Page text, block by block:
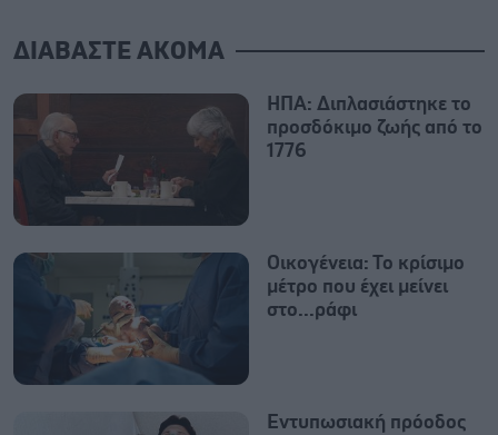
ΔΙΑΒΑΣΤΕ ΑΚΟΜΑ
ΗΠΑ: Διπλασιάστηκε το
προσδόκιμο ζωής από το
1776
Οικογένεια: Το κρίσιμο
μέτρο που έχει μείνει
στο...ράφι
Εντυπωσιακή πρόοδος